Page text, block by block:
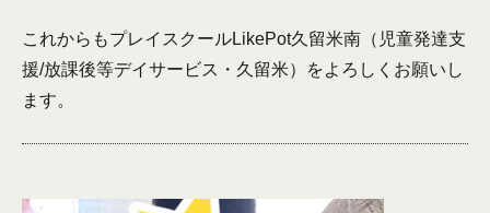
これからもプレイスクールLikePot久留米南（児童発達支
援/放課後等デイサービス・久留米）をよろしくお願いし
ます。